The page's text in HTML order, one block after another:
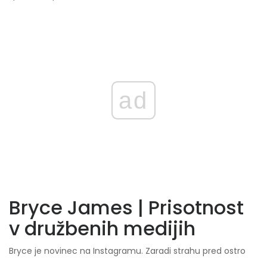
ad
Bryce James | Prisotnost
v družbenih medijih
Bryce je novinec na Instagramu. Zaradi strahu pred ostro